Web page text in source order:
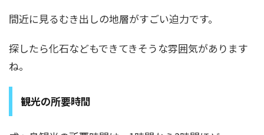
間近に見るむき出しの地層がすごい迫力です。
探したら化石などもできてきそうな雰囲気があります
ね。
観光の所要時間